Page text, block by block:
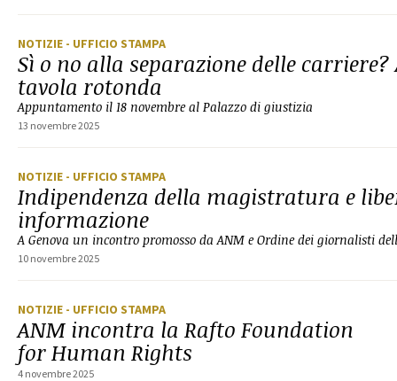
NOTIZIE - UFFICIO STAMPA
Sì o no alla separazione delle carriere?
tavola rotonda
Appuntamento il 18 novembre al Palazzo di giustizia
13 novembre 2025
NOTIZIE - UFFICIO STAMPA
Indipendenza della magistratura e
informazione
A Genova un incontro promosso da ANM e Ordine dei giornalisti
10 novembre 2025
NOTIZIE - UFFICIO STAMPA
ANM incontra la Rafto Foundation
for Human Rights
4 novembre 2025